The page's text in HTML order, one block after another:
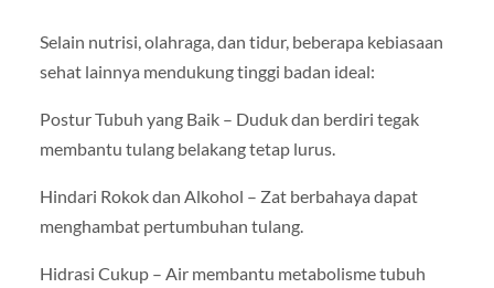
Selain nutrisi, olahraga, dan tidur, beberapa kebiasaan
sehat lainnya mendukung tinggi badan ideal:
Postur Tubuh yang Baik – Duduk dan berdiri tegak
membantu tulang belakang tetap lurus.
Hindari Rokok dan Alkohol – Zat berbahaya dapat
menghambat pertumbuhan tulang.
Hidrasi Cukup – Air membantu metabolisme tubuh